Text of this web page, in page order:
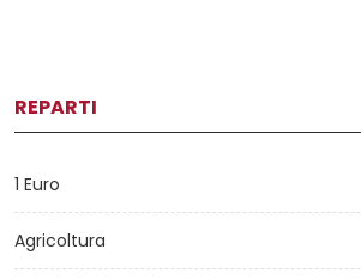
REPARTI
1 Euro
Agricoltura